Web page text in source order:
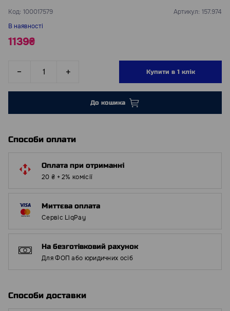
Код: 100017579 Артикул: 157.974
В наявності
1139₴
Купити в 1 клік
До кошика
Способи оплати
Оплата при отриманні
20 ₴ + 2% комісії
Миттєва оплата
Сервіс LiqPay
На безготівковий рахунок
Для ФОП або юридичних осіб
Способи доставки